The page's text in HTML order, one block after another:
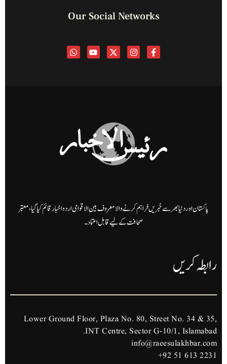
Our Social Networks
پاکستان اور دنیا بھر سے خبریں فراہم کرنے والا معروف بین الاقوامی اردو اخبار قائم کیا گیا، معتبر
صحافت کے لیے قابل اعتماد۔
رابطہ کریں
Lower Ground Floor, Plaza No. 80, Street No. 34 & 35,
INT Centre, Sector G-10/1, Islamabad.
info@raeesulakhbar.com
+92 51 613 2231